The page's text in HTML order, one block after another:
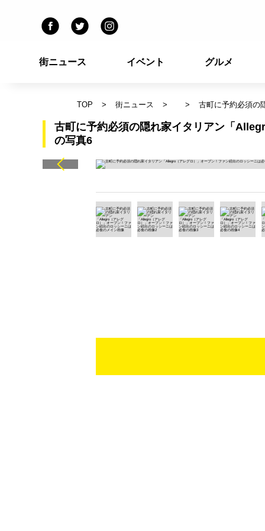
街ニュース イベント グルメ
TOP 街ニュース 古町に予約必須の
古町に予約必須の隠れ家イタリアン「
の写真6